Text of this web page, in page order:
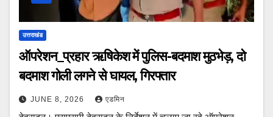
उत्तराखंड
ऑपरेशन_प्रहार ऋषिकेश में पुलिस-बदमाश मुठभेड़, दो
बदमाश गोली लगने से घायल, गिरफ्तार
JUNE 8, 2026 एडमिन